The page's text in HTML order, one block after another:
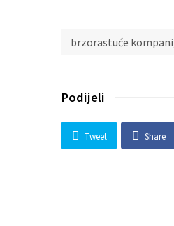
brzorastuće
Podijeli
Tweet Share